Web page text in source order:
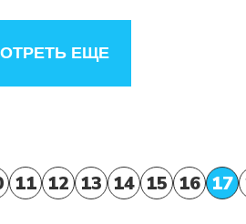
ЕЩЕ
11 12 13 14 15 16 17